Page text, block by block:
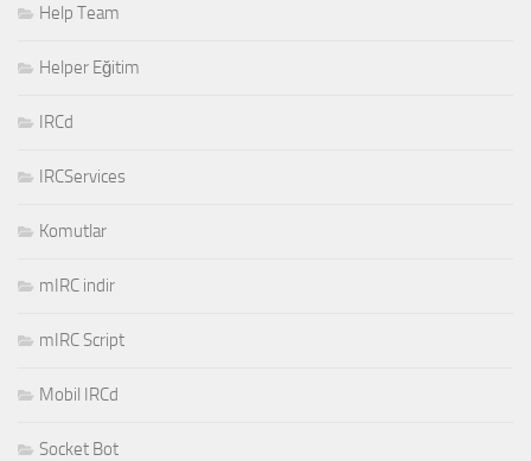
Help Team
Helper Eğitim
IRCd
IRCServices
Komutlar
mIRC indir
mIRC Script
Mobil IRCd
Socket Bot